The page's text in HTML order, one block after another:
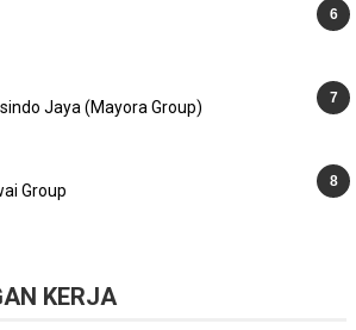
Jaya (Mayora Group)
Group
KERJA